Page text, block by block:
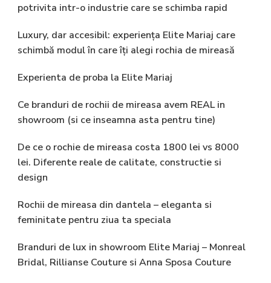
potrivita intr-o industrie care se schimba rapid
Luxury, dar accesibil: experiența Elite Mariaj care
schimbă modul în care îți alegi rochia de mireasă
Experienta de proba la Elite Mariaj
Ce branduri de rochii de mireasa avem REAL in
showroom (si ce inseamna asta pentru tine)
De ce o rochie de mireasa costa 1800 lei vs 8000
lei. Diferente reale de calitate, constructie si
design
Rochii de mireasa din dantela – eleganta si
feminitate pentru ziua ta speciala
Branduri de lux in showroom Elite Mariaj – Monreal
Bridal, Rillianse Couture si Anna Sposa Couture